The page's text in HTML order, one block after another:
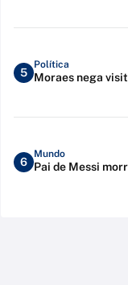
5
Política
Moraes nega
6
Mundo
Pai de Messi